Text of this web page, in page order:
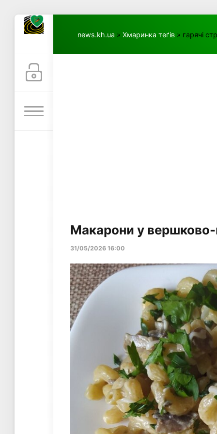
news.kh.ua » Хмаринка теґів » гарячі
Макарони у вершково-
31/05/2026 16:00